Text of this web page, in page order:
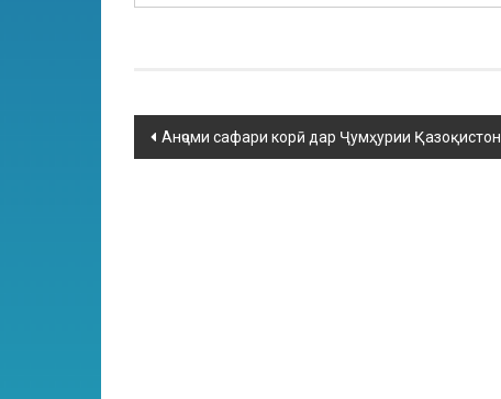
Анҷоми сафари корӣ дар Ҷумҳурии Қазоқистон.